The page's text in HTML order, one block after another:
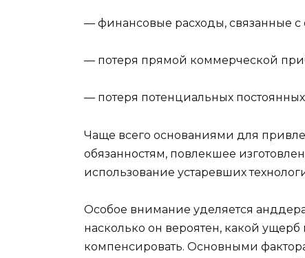
— финансовые расходы, связанные
— потеря прямой коммерческой
— потеря потенциальных
Чаще всего основаниями для
обязанностям, повлекшее
использование устаревших
Особое внимание уделяется
насколько он вероятен, какой
компенсировать. Основными